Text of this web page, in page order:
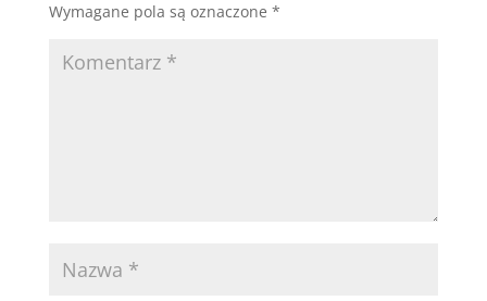
Wymagane pola są oznaczone *